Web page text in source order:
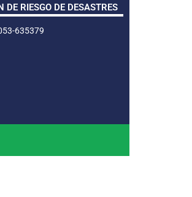
DE RIESGO DE DESASTRES
635379